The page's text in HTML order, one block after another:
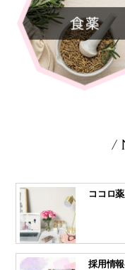
/
ココロ
採用情